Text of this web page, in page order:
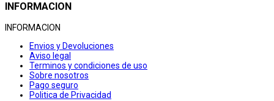
INFORMACION
INFORMACION
Envios y Devoluciones
Aviso legal
Terminos y condiciones de uso
Sobre nosotros
Pago seguro
Politica de Privacidad